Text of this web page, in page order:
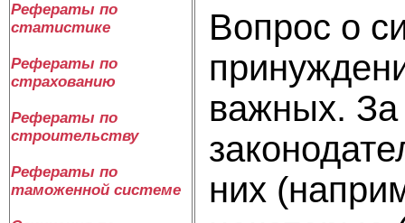
Рефераты по
статистике
Рефераты по
страхованию
Рефераты по
строительству
Рефераты по
таможенной системе
Вопрос о
важных. За
них